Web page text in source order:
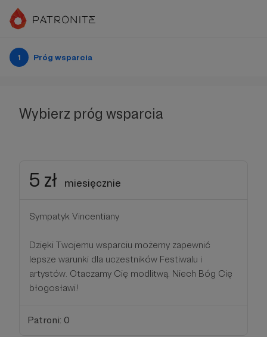
1 Próg wsparcia
Wybierz próg wsparcia
5 zł miesięcznie
Sympatyk Vincentiany
Dzięki Twojemu wsparciu możemy zapewnić
lepsze warunki dla uczestników Festiwalu i
artystów. Otaczamy Cię modlitwą. Niech Bóg Cię
błogosławi!
Patroni: 0